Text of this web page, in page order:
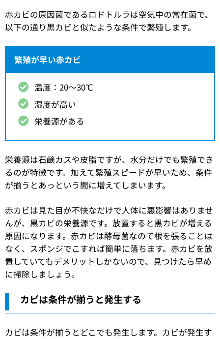
赤カビの原因菌であるロドトルラは空気中の常在菌で、
以下の通り黒カビと似たような条件で繁殖します。
繁殖が早い赤カビ
温度：20〜30℃
湿度が高い
栄養源がある
栄養源は石鹸カスや皮脂ですが、水分だけでも繁殖でき
るのが特徴です。加えて繁殖スピードが早いため、条件
が揃うとあっという間に増えてしまいます。
赤カビは見た目が不快なだけで人体に悪影響はありませ
んが、黒カビの栄養源です。放置すると黒カビが増える
原因になります。赤カビは酵母菌なので根を張ることは
なく、スポンジでこすれば簡単に落ちます。赤カビを放
置していてもデメリットしかないので、見つけたら早め
に掃除しましょう。
カビは条件が揃うと発生する
カビは条件が揃うとどこでも発生します。カビが発生す